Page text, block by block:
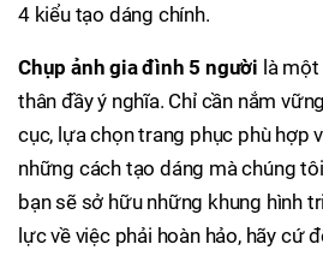
4 kiểu tạo dáng chính.
Chụp ảnh gia đình 5 người là
thân đầy ý nghĩa. Chỉ cần nắm
cục, lựa chọn trang phục phù hợp
những cách tạo dáng mà chúng
bạn sẽ sở hữu những khung hình
lực về việc phải hoàn hảo, hãy cứ